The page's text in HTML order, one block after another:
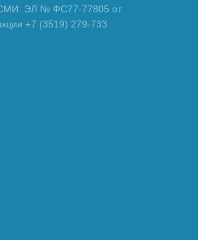
СМИ: ЭЛ № ФС77-77805 от
+7 (3519) 279-733